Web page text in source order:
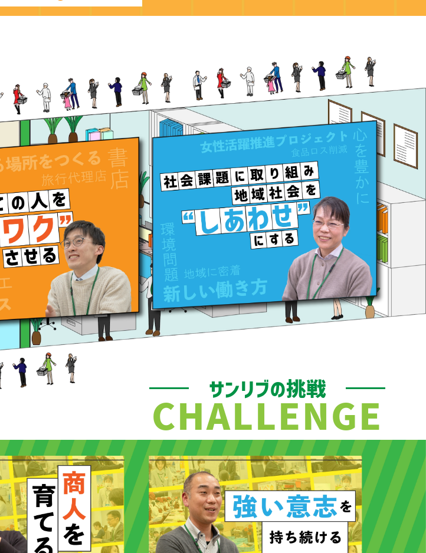
サンリブの挑戦
CHALLENGE